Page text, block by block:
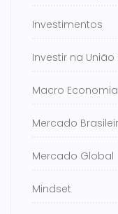
Investimentos
Investir na União
Macro Economia
Mercado
Mercado Global
Mindset